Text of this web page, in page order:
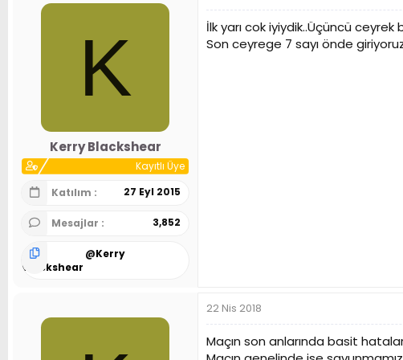
K
Kerry Blackshear
Kayıtlı Üye
Katılım
27 Eyl 2015
Mesajlar 3,852
@Kerry
Blackshear
İlk yarı cok iyiydik..Üçüncü ceyrek
Son ceyrege 7 sayı önde giriyoruz
22 Nis 2018
Maçın son anlarında basit